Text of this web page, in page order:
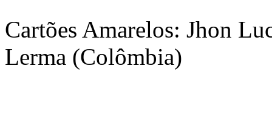
Cartões Amarelos: Jhon
Lerma (Colômbia)